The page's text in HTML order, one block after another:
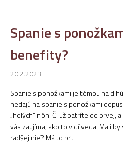
Spanie s
benefity?
20.2.2023
Spanie s ponožkami je témou na
nedajú na spanie s ponožkami
„holých“ nôh. Či už patríte do prvej,
vás zaujíma, ako to vidí veda. Mali
radšej nie? Má to pr...